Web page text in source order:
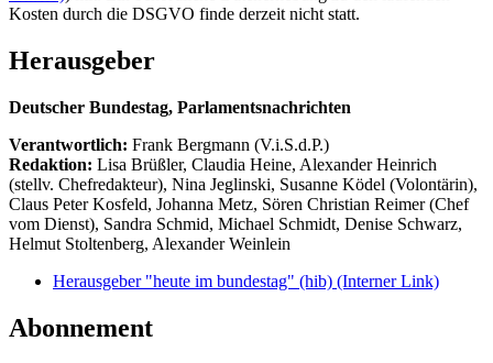
Kosten durch die DSGVO finde derzeit nicht statt.
Herausgeber
Deutscher Bundestag, Parlamentsnachrichten
Verantwortlich: Frank Bergmann (V.i.S.d.P.)
Redaktion: Lisa Brüßler, Claudia Heine, Alexander Heinrich
(stellv. Chefredakteur), Nina Jeglinski, Susanne Ködel (Volontärin),
Claus Peter Kosfeld, Johanna Metz, Sören Christian Reimer (Chef
vom Dienst), Sandra Schmid, Michael Schmidt, Denise Schwarz,
Helmut Stoltenberg, Alexander Weinlein
Herausgeber "heute im bundestag" (hib) (Interner Link)
Abonnement